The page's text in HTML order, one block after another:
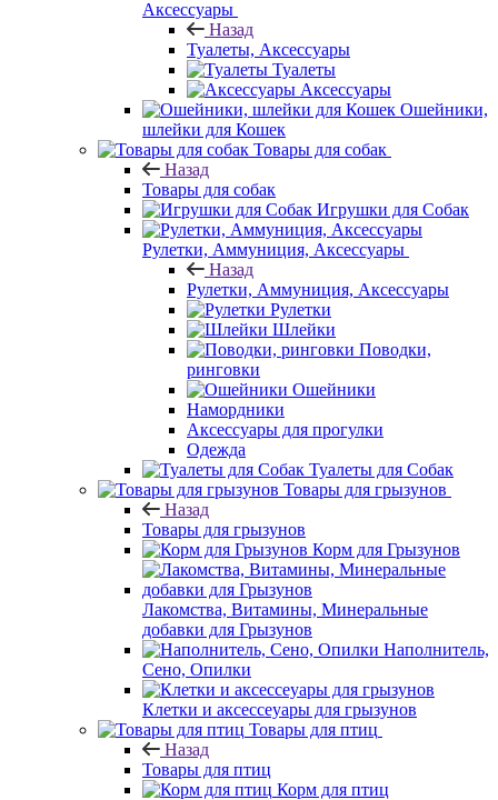
Аксессуары
Назад
Туалеты, Аксессуары
Туалеты
Аксессуары
Ошейники,
шлейки для Кошек
Товары для собак
Назад
Товары для собак
Игрушки для Собак
Рулетки, Аммуниция, Аксессуары
Назад
Рулетки, Аммуниция, Аксессуары
Рулетки
Шлейки
Поводки,
ринговки
Ошейники
Намордники
Аксессуары для прогулки
Одежда
Туалеты для Собак
Товары для грызунов
Назад
Товары для грызунов
Корм для Грызунов
Лакомства, Витамины, Минеральные
добавки для Грызунов
Наполнитель,
Сено, Опилки
Клетки и аксессеуары для грызунов
Товары для птиц
Назад
Товары для птиц
Корм для птиц